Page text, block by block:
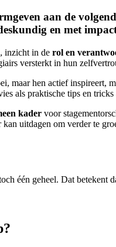
aan de
en met
, inzicht in de rol en
versterkt in hun
maar hen actief
als praktische tips en
kader voor
uitdagen om verder te
één geheel. Dat betekent